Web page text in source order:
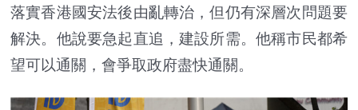
落實香港國安法後由亂轉治，但仍有深層次問題要
解決。他說要急起直追，建設所需。他稱市民都希
望可以通關，會爭取政府盡快通關。